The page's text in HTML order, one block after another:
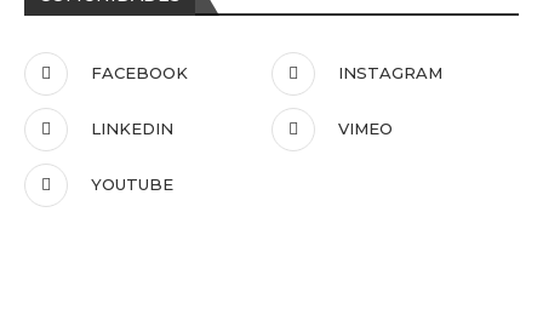
FACEBOOK INSTAGRAM
LINKEDIN VIMEO
YOUTUBE